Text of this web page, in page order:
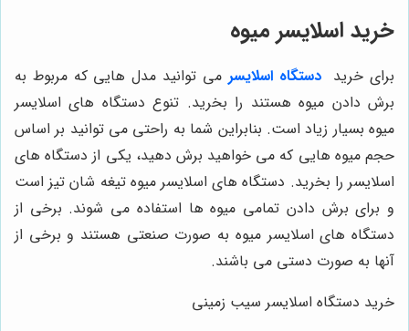
خرید اسلایسر میوه
برای خریددستگاه اسلایسر می توانید مدل هایی که مربوط به
برش دادن میوه هستند را بخرید. تنوع دستگاه های اسلایسر
میوه بسیار زیاد است. بنابراین شما به راحتی می توانید بر اساس
حجم میوه هایی که می خواهید برش دهید، یکی از دستگاه های
اسلایسر را بخرید. دستگاه های اسلایسر میوه تیغه شان تیز است
و برای برش دادن تمامی میوه ها استفاده می شوند. برخی از
دستگاه های اسلایسر میوه به صورت صنعتی هستند و برخی از
آنها به صورت دستی می باشند.
خرید دستگاه اسلایسر سیب زمینی